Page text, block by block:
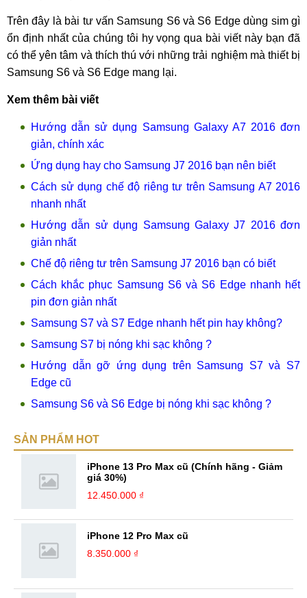
Trên đây là bài tư vấn Samsung S6 và S6 Edge dùng sim gì
ổn định nhất của chúng tôi hy vọng qua bài viết này bạn đã
có thể yên tâm và thích thú với những trải nghiệm mà thiết bị
Samsung S6 và S6 Edge mang lại.
Xem thêm bài viết
Hướng dẫn sử dụng Samsung Galaxy A7 2016 đơn
giản, chính xác
Ứng dụng hay cho Samsung J7 2016 bạn nên biết
Cách sử dụng chế độ riêng tư trên Samsung A7 2016
nhanh nhất
Hướng dẫn sử dụng Samsung Galaxy J7 2016 đơn
giản nhất
Chế độ riêng tư trên Samsung J7 2016 bạn có biết
Cách khắc phục Samsung S6 và S6 Edge nhanh hết
pin đơn giản nhất
Samsung S7 và S7 Edge nhanh hết pin hay không?
Samsung S7 bị nóng khi sạc không ?
Hướng dẫn gỡ ứng dụng trên Samsung S7 và S7
Edge cũ
Samsung S6 và S6 Edge bị nóng khi sạc không ?
SẢN PHẨM HOT
iPhone 13 Pro Max cũ (Chính hãng - Giảm
giá 30%)
12.450.000 ₫
iPhone 12 Pro Max cũ
8.350.000 ₫